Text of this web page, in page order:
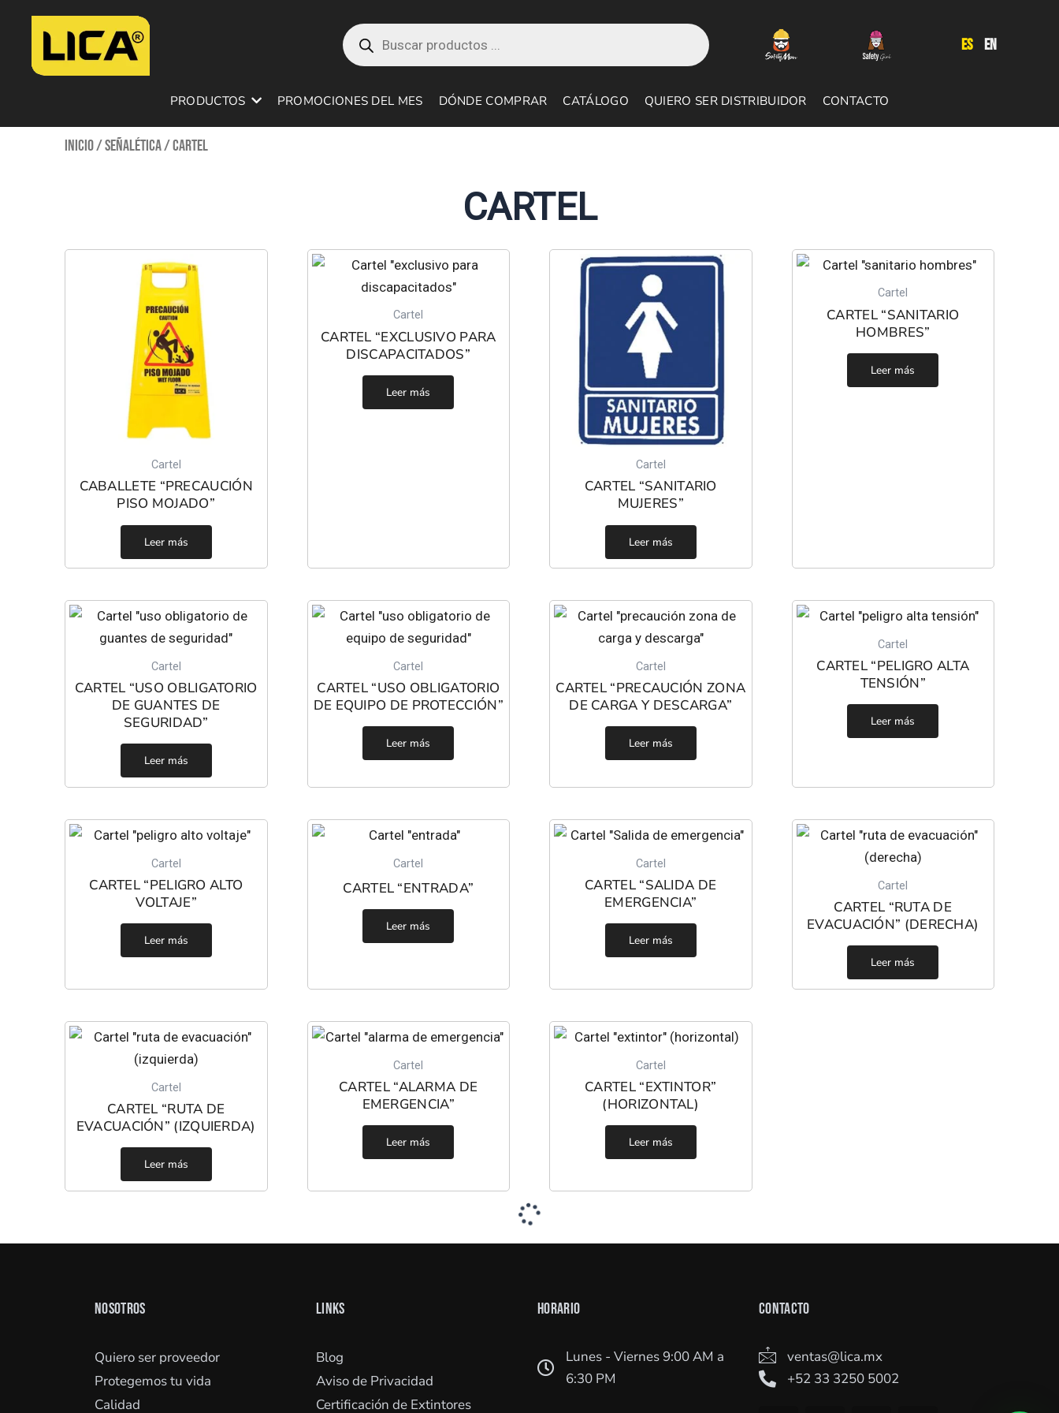
contenido
Products
search
ES EN
PRODUCTOS PROMOCIONES DEL MES DÓNDE COMPRAR CATÁLOGO QUIERO SER DISTRIBUIDOR CONTACTO
Inicio/Señalética/ Cartel
CARTEL
Cartel
CABALLETE “PRECAUCIÓN
PISO MOJADO”
Leer más
Cartel
CARTEL “EXCLUSIVO PARA
DISCAPACITADOS”
Leer más
Cartel
CARTEL “SANITARIO
MUJERES”
Leer más
Cartel
CARTEL “SANITARIO
HOMBRES”
Leer más
Cartel
CARTEL “USO OBLIGATORIO
DE GUANTES DE
SEGURIDAD”
Leer más
Cartel
CARTEL “USO OBLIGATORIO
DE EQUIPO DE PROTECCIÓN”
Leer más
Cartel
CARTEL “PRECAUCIÓN ZONA
DE CARGA Y DESCARGA”
Leer más
Cartel
CARTEL “PELIGRO ALTA
TENSIÓN”
Leer más
Cartel
CARTEL “PELIGRO ALTO
VOLTAJE”
Leer más
Cartel
CARTEL “ENTRADA”
Leer más
Cartel
CARTEL “SALIDA DE
EMERGENCIA”
Leer más
Cartel
CARTEL “RUTA DE
EVACUACIÓN” (DERECHA)
Leer más
Cartel
CARTEL “RUTA DE
EVACUACIÓN” (IZQUIERDA)
Leer más
Cartel
CARTEL “ALARMA DE
EMERGENCIA”
Leer más
Cartel
CARTEL “EXTINTOR”
(HORIZONTAL)
Leer más
NOSOTROS
Quiero ser proveedor
Protegemos tu vida
Calidad
LINKS
Blog
Aviso de Privacidad
Certificación de Extintores
HORARIO
Lunes - Viernes 9:00 AM a
6:30 PM
CONTACTO
ventas@lica.mx
+52 33 3250 5002